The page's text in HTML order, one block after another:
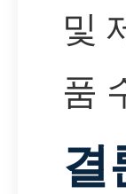
및
품
결